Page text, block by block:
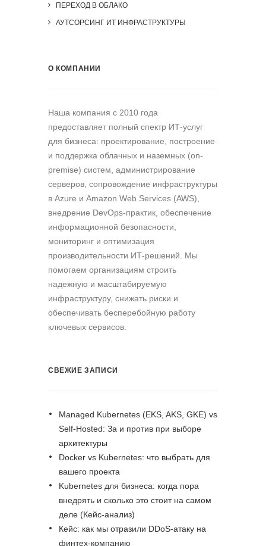
ПЕРЕХОД В ОБЛАКО
АУТСОРСИНГ ИТ ИНФРАСТРУКТУРЫ
О КОМПАНИИ
Наша компания c 2010 года
предоставляет полный спектр ИТ-услуг
для бизнеса: проектирование, построение
и поддержка облачных и наземных (on-
premise) систем, администрирование
серверов, сопровождение инфраструктуры
в Azure и Amazon Web Services (AWS),
внедрение DevOps-практик, обеспечение
информационной безопасности,
мониторинг и оптимизация
производительности ИТ-решений. Мы
помогаем организациям строить
надежную и масштабируемую
инфраструктуру, снижать риски и
обеспечивать бесперебойную работу
ключевых сервисов.
СВЕЖИЕ ЗАПИСИ
Managed Kubernetes (EKS, AKS, GKE) vs
Self-Hosted: За и против при выборе
архитектуры
Docker vs Kubernetes: что выбрать для
вашего проекта
Kubernetes для бизнеса: когда пора
внедрять и сколько это стоит на самом
деле (Кейс-анализ)
Кейс: как мы отразили DDoS-атаку на
финтех-компанию